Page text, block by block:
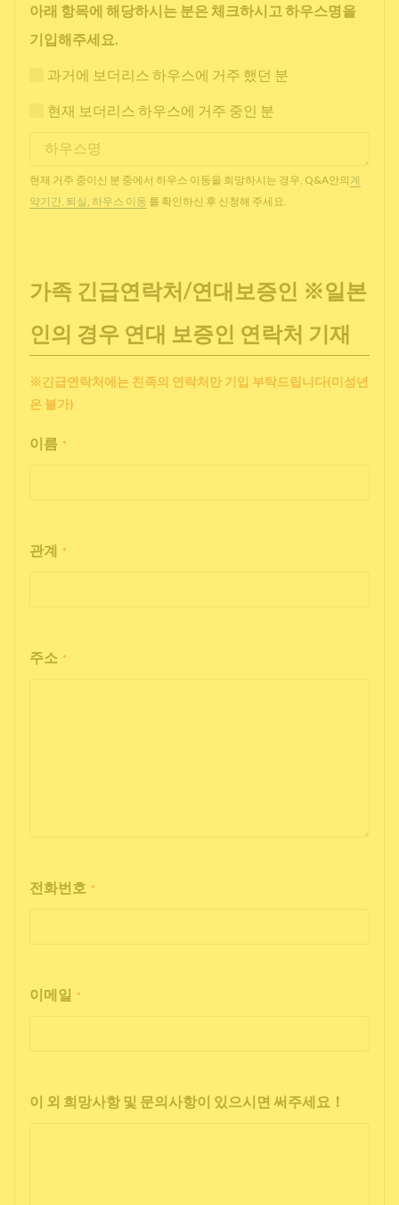
아래 항목에 해당하시는 분은 체크하시고 하우스명을
기입해주세요.
과거에 보더리스 하우스에 거주 했던 분
현재 보더리스 하우스에 거주 중인 분
현재 거주 중이신 분 중에서 하우스 이동을 희망하시는 경우, Q&A안의 계
약기간, 퇴실, 하우스 이동 를 확인하신 후 신청해 주세요.
가족 긴급연락처/연대보증인 ※일본
인의 경우 연대 보증인 연락처 기재
※긴급연락처에는 친족의 연락처만 기입 부탁드립니다(미성년
은 불가)
이름 *
관계 *
주소 *
전화번호 *
이메일 *
이 외 희망사항 및 문의사항이 있으시면 써주세요！